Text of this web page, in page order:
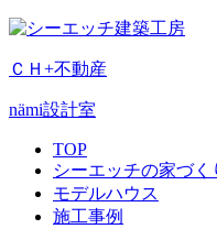
ＣＨ+不動産
nämi設計室
TOP
シーエッチの家づく
モデルハウス
施工事例